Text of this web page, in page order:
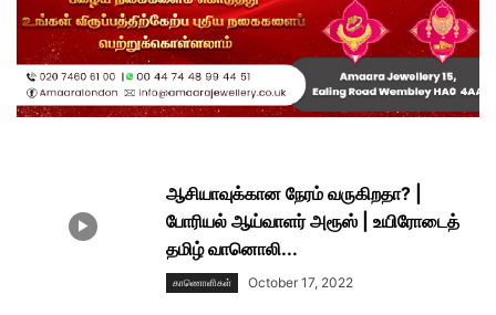
ஆசியாவுக்கான நேரம் வருகிறதா? |
போரியல் ஆய்வாளர் அரூஸ் | உயிரோடைத்
தமிழ் வானொலி...
காணாெளிகள் October 17, 2022